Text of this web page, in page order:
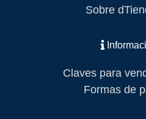
Sobre
Claves para
Formas de